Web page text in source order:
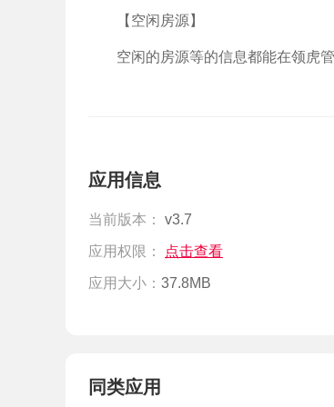
【空闲房源】
空闲的房源等的信息都能在领虎
应用信息
当前版本： v3.7
应用权限： 点击查看
应用大小： 37.8MB
同类应用